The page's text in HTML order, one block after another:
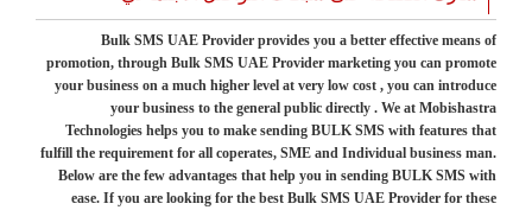
Bulk SMS UAE Provider provides you a better effective means of
promotion, through Bulk SMS UAE Provider marketing you can promote
your business on a much higher level at very low cost , you can introduce
your business to the general public directly . We at Mobishastra
Technologies helps you to make sending BULK SMS with features that
fulfill the requirement for all coperates, SME and Individual business man.
Below are the few advantages that help you in sending BULK SMS with
ease. If you are looking for the best Bulk SMS UAE Provider for these